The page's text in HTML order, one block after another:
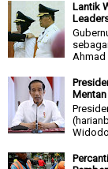
Lantik
Ahmad